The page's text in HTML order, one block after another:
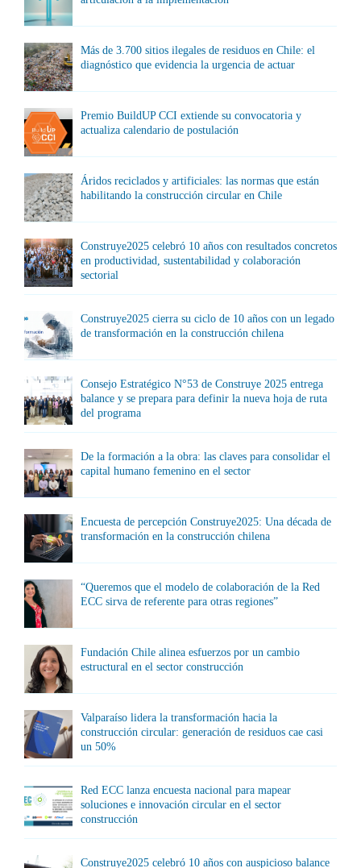
Más de 3.700 sitios ilegales de residuos en Chile: el
diagnóstico que evidencia la urgencia de actuar
Premio BuildUP CCI extiende su convocatoria y
actualiza calendario de postulación
Áridos reciclados y artificiales: las normas que están
habilitando la construcción circular en Chile
Construye2025 celebró 10 años con resultados concretos
en productividad, sustentabilidad y colaboración
sectorial
Construye2025 cierra su ciclo de 10 años con un legado
de transformación en la construcción chilena
Consejo Estratégico N°53 de Construye 2025 entrega
balance y se prepara para definir la nueva hoja de ruta
del programa
De la formación a la obra: las claves para consolidar el
capital humano femenino en el sector
Encuesta de percepción Construye2025: Una década de
transformación en la construcción chilena
“Queremos que el modelo de colaboración de la Red
ECC sirva de referente para otras regiones”
Fundación Chile alinea esfuerzos por un cambio
estructural en el sector construcción
Valparaíso lidera la transformación hacia la
construcción circular: generación de residuos cae casi
un 50%
Red ECC lanza encuesta nacional para mapear
soluciones e innovación circular en el sector
construcción
Construye2025 celebró 10 años con auspicioso balance